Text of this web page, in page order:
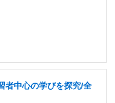
者中心の学びを探究/全